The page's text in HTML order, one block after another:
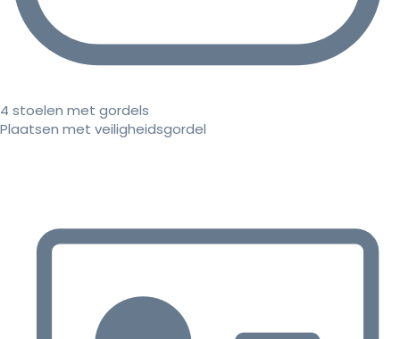
4 stoelen met gordels
Plaatsen met veiligheidsgordel